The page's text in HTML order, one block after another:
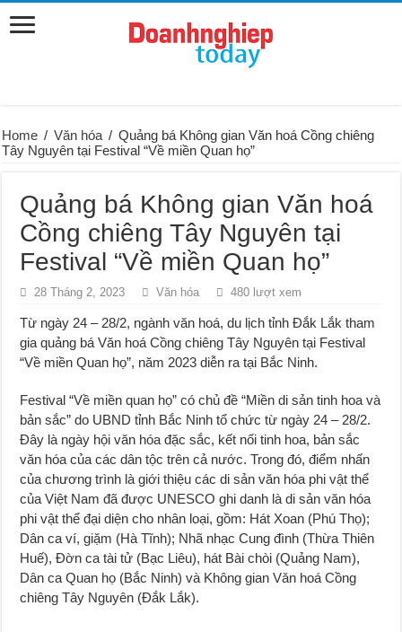
Home / Văn hóa / Quảng bá Không gian Văn hoá Cồng chiêng
Tây Nguyên tại Festival “Về miền Quan họ”
Quảng bá Không gian Văn hoá
Cồng chiêng Tây Nguyên tại
Festival “Về miền Quan họ”
28 Tháng 2, 2023 Văn hóa 480 lượt xem
Từ ngày 24 – 28/2, ngành văn hoá, du lịch tỉnh Đắk Lắk tham
gia quảng bá Văn hoá Cồng chiêng Tây Nguyên tại Festival
“Về miền Quan họ”, năm 2023 diễn ra tại Bắc Ninh.
Festival “Về miền quan họ” có chủ đề “Miền di sản tinh hoa và
bản sắc” do UBND tỉnh Bắc Ninh tổ chức từ ngày 24 – 28/2.
Đây là ngày hội văn hóa đặc sắc, kết nối tinh hoa, bản sắc
văn hóa của các dân tộc trên cả nước. Trong đó, điểm nhấn
của chương trình là giới thiệu các di sản văn hóa phi vật thể
của Việt Nam đã được UNESCO ghi danh là di sản văn hóa
phi vật thể đại diện cho nhân loại, gồm: Hát Xoan (Phú Thọ);
Dân ca ví, giặm (Hà Tĩnh); Nhã nhạc Cung đình (Thừa Thiên
Huế), Đờn ca tài tử (Bạc Liêu), hát Bài chòi (Quảng Nam),
Dân ca Quan họ (Bắc Ninh) và Không gian Văn hoá Cồng
chiêng Tây Nguyên (Đắk Lắk).